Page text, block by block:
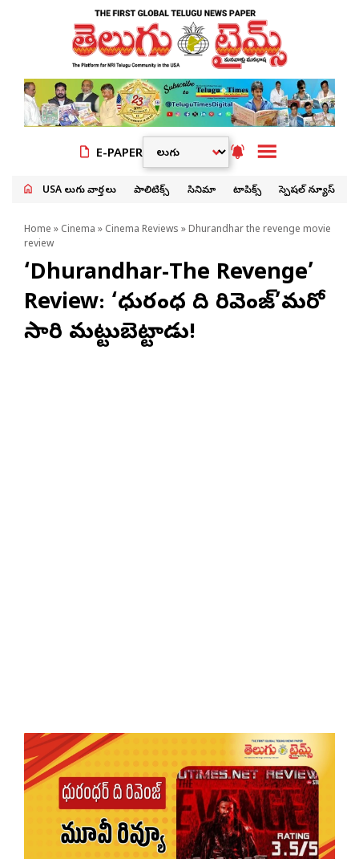
E-PAPER
USA తెలుగు వార్తలు పాలిటిక్స్ సినిమా టాపిక్స్ స్పెషల్ న్యూస్
Home » Cinema » Cinema Reviews » Dhurandhar the revenge movie
review
‘Dhurandhar-The Revenge’
Review: ‘ధురంధర్ ది రివెంజ్’మరో
సారి మట్టుబెట్టాడు!